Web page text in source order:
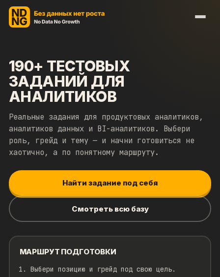
190+ ТЕСТОВЫХ
ЗАДАНИЙ ДЛЯ
АНАЛИТИКОВ
Реальные задания для продуктовых аналитиков,
аналитиков данных и BI-аналитиков. Выбери
роль, грейд и тему — и начни готовиться не
хаотично, а по понятному маршруту.
Найти задание под себя
Смотреть всю базу
МАРШРУТ ПОДГОТОВКИ
Выбери позицию и грейд под свою цель.